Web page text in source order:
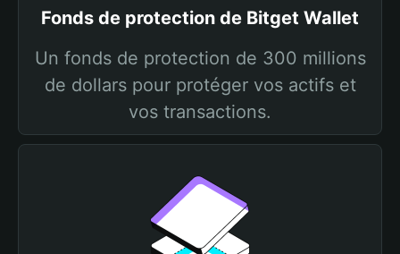
Fonds de protection de Bitget Wallet
Un fonds de protection de 300 millions
de dollars pour protéger vos actifs et
vos transactions.